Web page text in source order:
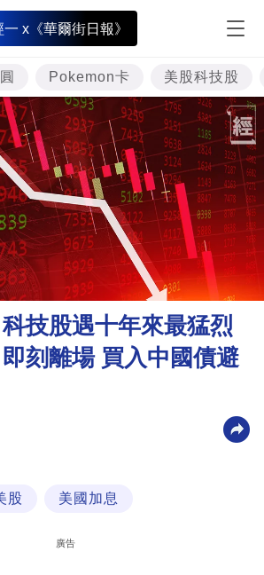
一 x《華爾街日報》
Pokemon卡 美股科技股
技股遇十年來最猛烈
刻離場 買入中國債避
股 美國加息
廣告